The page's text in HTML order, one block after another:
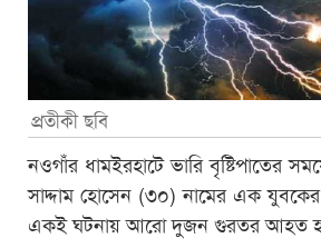
প্রতীকী ছবি
নওগাঁর ধামইরহাটে ভারি বৃষ্টিপাতের
সাদ্দাম হোসেন (৩০) নামের এক
একই ঘটনায় আরো দুজন গুরতর আহত